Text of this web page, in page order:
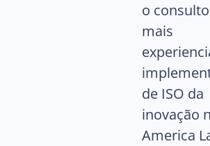
o
mais
de ISO da
inovação
America